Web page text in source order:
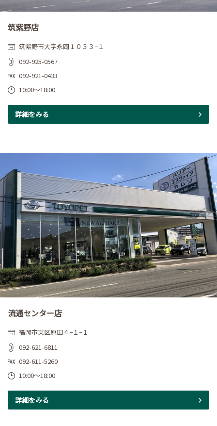
筑紫野店
筑紫野市大字永岡１０３３−１
092-925-0567
092-921-0433
10:00～18:00
詳細をみる
流通センター店
福岡市東区原田４−１−１
092-621-6811
092-611-5260
10:00～18:00
詳細をみる